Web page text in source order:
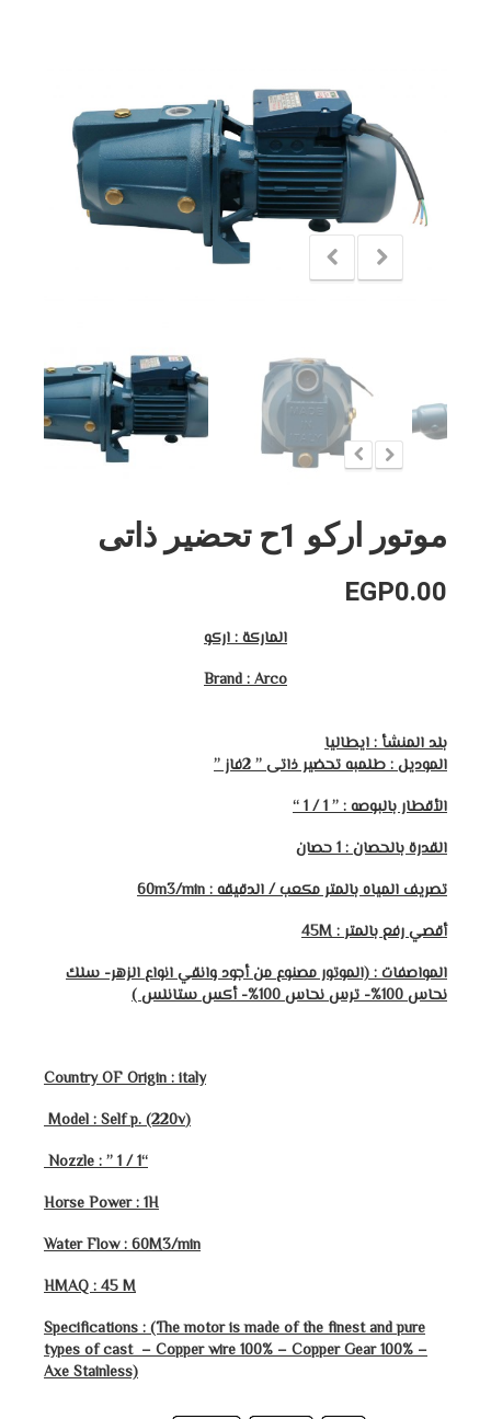
موتور اركو 1ح تحضير ذاتى
EGP0.00
الماركة : اركو
Brand : Arco
بلد المنشأ : ايطاليا
الموديل : طلمبه تحضير ذاتى ” 2فاز ”
الأقطار بالبوصه : ” 1 / 1 “
القدرة بالحصان : 1 حصان
تصريف المياه بالمتر مكعب / الدقيقه :60m3/min
أقصي رفع بالمتر: 45M
المواصفات : (الموتور مصنوع من أجود وانقي انواع الزهر- سلك
نحاس 100%- ترس نحاس 100%- أكس ستانلس )
Country OF Origin : italy
(Model : Self p. (220v
“Nozzle :
” 1 / 1
Horse Power : 1H
Water Flow : 60M3/min
HMAQ : 45 M
Specifications : (The motor is made of the finest and pure
types of cast – Copper wire 100% – Copper Gear 100% –
Axe ​​Stainless)